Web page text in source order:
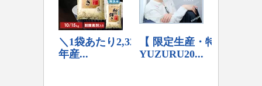
解決策